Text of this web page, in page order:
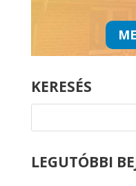
KERESÉS
LEGUTÓBBI